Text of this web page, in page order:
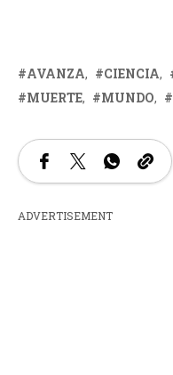
AVANZA CIENCIA
MUERTE
MUNDO
ADVERTISEMENT